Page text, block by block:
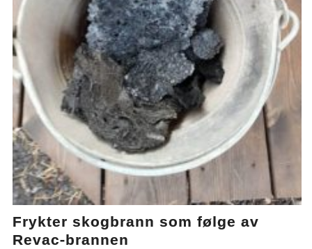
Frykter skogbrann som følge av
Revac-brannen